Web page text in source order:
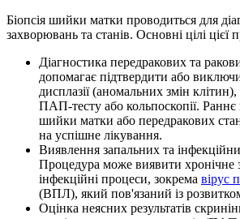
Біопсія шийки матки проводиться для
захворювань та станів. Основні цілі цієї
Діагностика передракових та
допомагає підтвердити або
дисплазії (аномальних змін
ПАП-тесту або кольпоскопії.
шийки матки або передракових
на успішне лікування.
Виявлення запальних та
Процедура може виявити хронічне
інфекційні процеси, зокрема вірус
(ВПЛ), який пов'язаний із
Оцінка неясних результатів